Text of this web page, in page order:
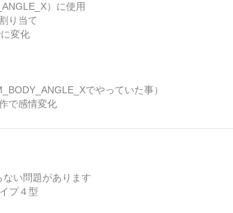
）に使用
り当て
変化
でやっていた事）
で感情変化
い問題があります
プ４型